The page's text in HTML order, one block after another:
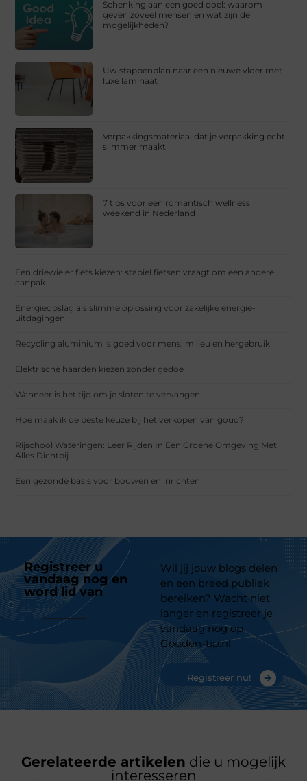
Schenking aan een goed doel: waarom
geven zoveel mensen en wat zijn de
mogelijkheden?
Uw stappenplan naar een nieuwe vloer met
luxe laminaat
Verpakkingsmateriaal dat je verpakking echt
slimmer maakt
7 tips voor een romantisch wellness
weekend in Nederland
Een driewieler fiets kiezen: stabiel fietsen vraagt om een andere
aanpak
Energieopslag als slimme oplossing voor zakelijke energie-
uitdagingen
Recycling aluminium is goed voor mens, milieu en hergebruik
Elektrische haarden kiezen zonder gedoe
Wanneer is het tijd om je sloten te vervangen
Hoe maak ik de beste keuze bij het verkopen van goud?
Rijschool Wateringen: Leer Rijden In Een Groene Omgeving Met
Alles Dichtbij
Een gezonde basis voor bouwen en inrichten
Registreer u
vandaag nog en
word lid van
platform
Wil jij jouw blogs delen
en een breed publiek
bereiken? Wacht niet
langer en registreer je
vandaag nog op
Gouden-tip.nl
Registreer nu!
Gerelateerde artikelen die u mogelijk
interesseren